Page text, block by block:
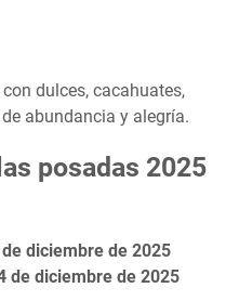
dulces, cacahuates,
abundancia y alegría.
posadas 2025
diciembre de 2025
de diciembre de 2025